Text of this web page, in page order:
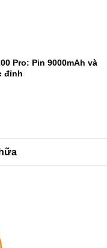
Pro: Pin 9000mAh và
đỉnh